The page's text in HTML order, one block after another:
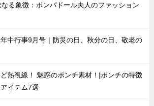
なる象徴：ポンパドール夫人のファッション
中行事9月号｜防災の日、秋分の日、敬老の
熱視線！ 魅惑のポンチ素材！|ポンチの特徴
イテム7選